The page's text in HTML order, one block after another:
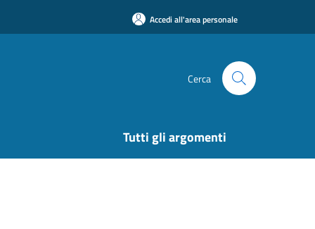
Accedi all'area personale
Cerca
Tutti gli argomenti